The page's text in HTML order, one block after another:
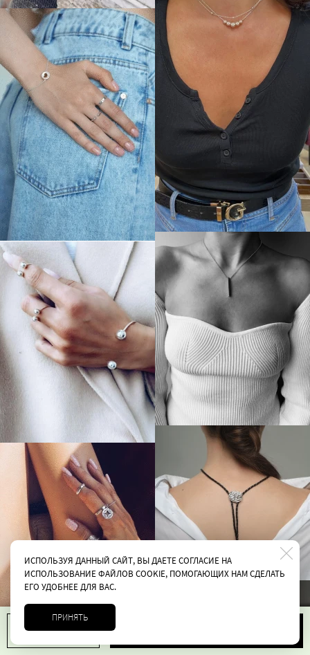
1
ИСПОЛЬЗУЯ ДАННЫЙ САЙТ, ВЫ ДАЕТЕ СОГЛАСИЕ НА
ИСПОЛЬЗОВАНИЕ ФАЙЛОВ COOKIE, ПОМОГАЮЩИХ НАМ СДЕЛАТЬ
ЕГО УДОБНЕЕ ДЛЯ ВАС.
ПРИНЯТЬ